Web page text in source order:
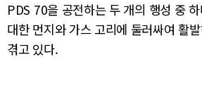
PDS 70을 공전하는 두 개의 행성 중
대한 먼지와 가스 고리에 둘러싸여 활
겪고 있다.